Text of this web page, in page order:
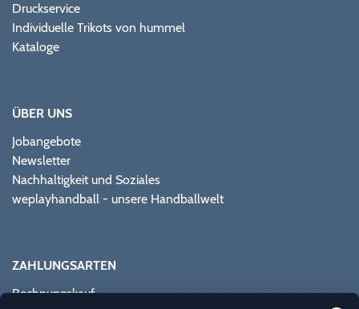
Druckservice
Individuelle Trikots von hummel
Kataloge
ÜBER UNS
Jobangebote
Newsletter
Nachhaltigkeit und Soziales
weplayhandball - unsere Handballwelt
ZAHLUNGSARTEN
Rechnungskauf